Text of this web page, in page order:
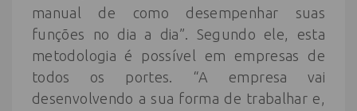
manual de como desempenhar suas
funções no dia a dia”. Segundo ele, esta
metodologia é possível em empresas de
todos os portes. “A empresa vai
desenvolvendo a sua forma de trabalhar e,